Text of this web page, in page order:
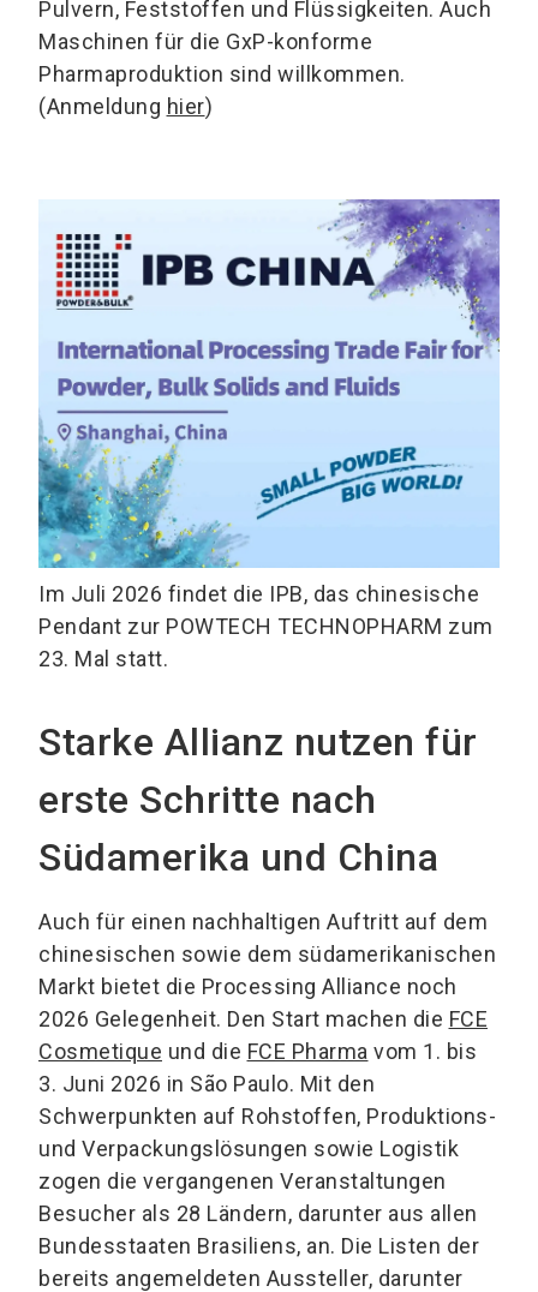
Pulvern, Feststoffen und Flüssigkeiten. Auch
Maschinen für die GxP-konforme
Pharmaproduktion sind willkommen.
(Anmeldung hier)
Im Juli 2026 findet die IPB, das chinesische
Pendant zur POWTECH TECHNOPHARM zum
23. Mal statt.
Starke Allianz nutzen für
erste Schritte nach
Südamerika und China
Auch für einen nachhaltigen Auftritt auf dem
chinesischen sowie dem südamerikanischen
Markt bietet die Processing Alliance noch
2026 Gelegenheit. Den Start machen die FCE
Cosmetique und die FCE Pharma vom 1. bis
3. Juni 2026 in São Paulo. Mit den
Schwerpunkten auf Rohstoffen, Produktions-
und Verpackungslösungen sowie Logistik
zogen die vergangenen Veranstaltungen
Besucher als 28 Ländern, darunter aus allen
Bundesstaaten Brasiliens, an. Die Listen der
bereits angemeldeten Aussteller, darunter